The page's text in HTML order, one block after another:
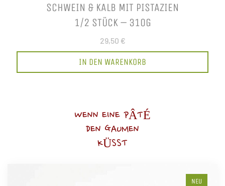
SCHWEIN & KALB MIT PISTAZIEN
1/2 STÜCK – 310G
29,50 €
IN DEN WARENKORB
WENN EINE PÂTÉ
DEN GAUMEN
KÜSST
NEU